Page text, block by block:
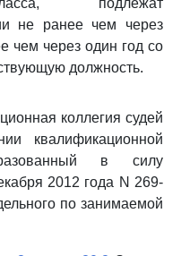
подлежат
не ранее чем через
чем через один год со
должность.
коллегия судей
квалификационной
в силу
2012 года N 269-
по занимаемой